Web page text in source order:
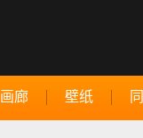
画廊 壁纸